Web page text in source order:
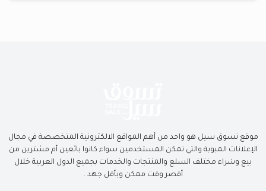
موقع تسوق سيل هو واحد من أهم المواقع الالكترونية المتخصصة في مجال
الإعلانات المبوبة والتي تمكن المستخدمين سواء كانوا بائعين أم مشترين من
بيع وشراء مختلف السلع والمنتجات والخدمات بجميع الدول العربية خلال
أقصر وقت ممكن وبأقل جهد .